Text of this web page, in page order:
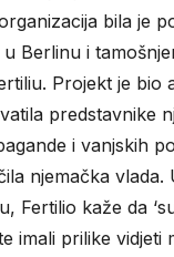
bila je
Berlinu i
Projekt je bio
predstavnike
i vanjskih
njemačka vlada.
Fertilio kaže da
imali prilike vidjeti